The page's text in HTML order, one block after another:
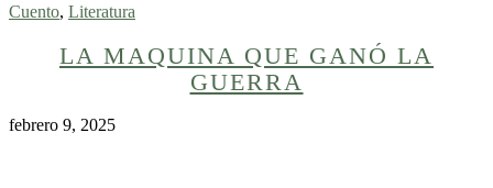
Cuento, Literatura
LA MAQUINA QUE GANÓ LA
GUERRA
febrero 9, 2025